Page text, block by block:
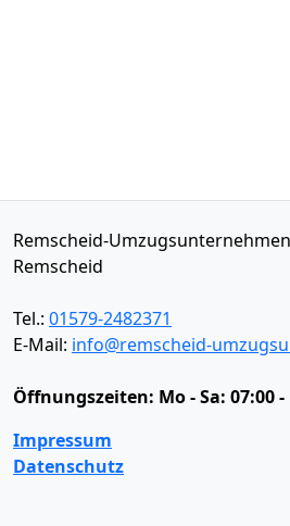
Remscheid-
Remscheid
Tel.: 01579-2482371
E-Mail: info@remscheid-
Öffnungszeiten: Mo - Sa: 07:00
Impressum
Datenschutz